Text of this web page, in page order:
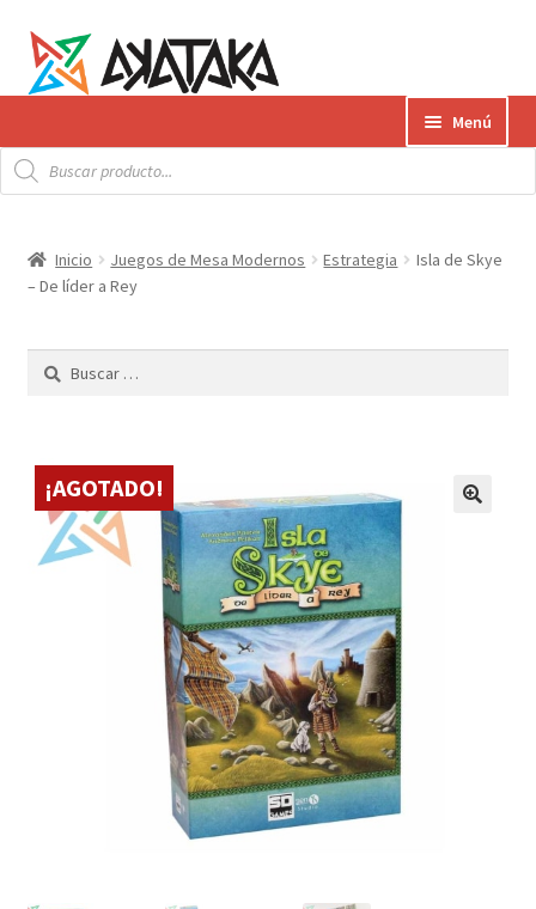
la
navegación
contenido
Menú
Productos
el
hijo
Envíos
AKATAKA BOOKS
Mi cuenta
Búsqueda
de
productos
Inicio Juegos de Mesa Modernos Estrategia
Isla de Skye
– De líder a Rey
¡AGOTADO!
Buscar: